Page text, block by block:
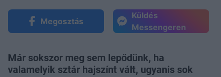
Megosztás
Küldés
Messengeren
Már sokszor meg sem lepődünk, ha
valamelyik sztár hajszínt vált, ugyanis sok